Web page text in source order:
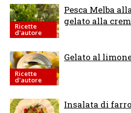
Ricette
d'autore
Pesca Melba
gelato alla
Ricette
d'autore
Gelato al
Insalata di